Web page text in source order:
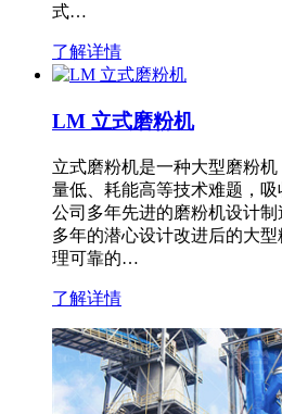
式…
了解详情
LM 立式磨粉机
立式磨粉机是一种大型磨粉
量低、耗能高等技术难题，
公司多年先进的磨粉机设计
多年的潜心设计改进后的大
理可靠的…
了解详情